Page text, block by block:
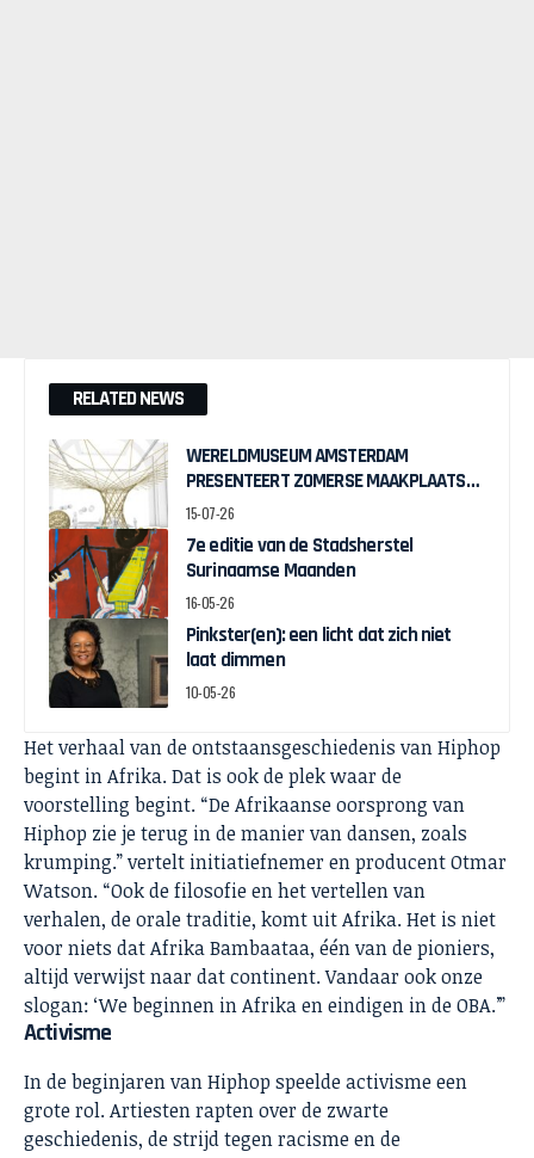
RELATED NEWS
WERELDMUSEUM AMSTERDAM
PRESENTEERT ZOMERSE MAAKPLAATS
MUCH TO DO WITH BAMBOO
15-07-26
7e editie van de Stadsherstel
Surinaamse Maanden
16-05-26
Pinkster(en): een licht dat zich niet
laat dimmen
10-05-26
Het verhaal van de ontstaansgeschiedenis van Hiphop
begint in Afrika. Dat is ook de plek waar de
voorstelling begint. “De Afrikaanse oorsprong van
Hiphop zie je terug in de manier van dansen, zoals
krumping.” vertelt initiatiefnemer en producent Otmar
Watson. “Ook de filosofie en het vertellen van
verhalen, de orale traditie, komt uit Afrika. Het is niet
voor niets dat Afrika Bambaataa, één van de pioniers,
altijd verwijst naar dat continent. Vandaar ook onze
slogan: ‘We beginnen in Afrika en eindigen in de OBA.’”
Activisme
In de beginjaren van Hiphop speelde activisme een
grote rol. Artiesten rapten over de zwarte
geschiedenis, de strijd tegen racisme en de